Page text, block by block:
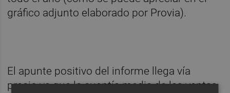
gráfico adjunto elaborado por Provia).
El apunte positivo del informe llega vía
precio ya que la cuantía media de las ventas